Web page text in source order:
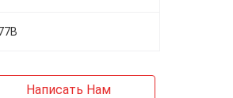
Написать Нам